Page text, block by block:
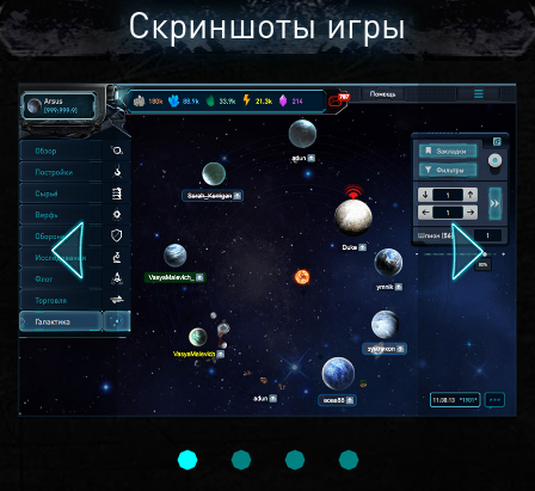
Скриншоты игры